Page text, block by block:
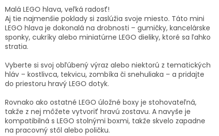
Malá LEGO hlava, veľká radosť!
Aj tie najmenšie poklady si zaslúžia svoje miesto. Táto mini
LEGO hlava je dokonalá na drobnosti – gumičky, kancelárske
sponky, cukríky alebo miniatúrne LEGO dieliky, ktoré sa ľahko
stratia.
Vyberte si svoj obľúbený výraz alebo niektorú z tematických
hláv – kostlivca, tekvicu, zombíka či snehuliaka – a pridajte
do priestoru hravý LEGO dotyk.
Rovnako ako ostatné LEGO úložné boxy je stohovateľná,
takže z nej môžete vytvoriť hravú zostavu. A navyše je
kompatibilná s LEGO stolnými boxmi, takže skvelo zapadne
na pracovný stôl alebo poličku.